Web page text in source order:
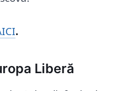
.
Liberă